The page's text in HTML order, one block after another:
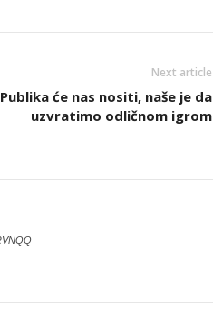
Next article
Publika će nas nositi, naše je da
uzvratimo odličnom igrom